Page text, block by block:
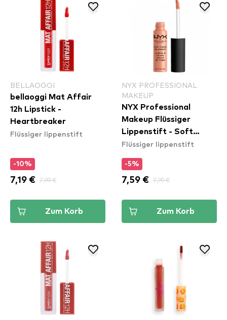
BELLAOGGI
bellaoggi Mat Affair
12h Lipstick -
Heartbreaker
Flüssiger lippenstift
-10%
7,19 € 7,99 €
Zum Korb
NYX PROFESSIONAL
MAKEUP
NYX Professional
Makeup Flüssiger
Lippenstift - Soft
Matte Lip Cream –
Flüssiger lippenstift
-5%
7,59 € 7,99 €
Zum Korb